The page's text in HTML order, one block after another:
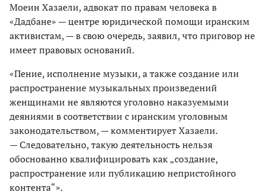
Моеин Хазаели, адвокат по правам человека в
«Дадбане» — центре юридической помощи иранским
активистам, — в свою очередь, заявил, что приговор не
имеет правовых оснований.
«Пение, исполнение музыки, а также создание или
распространение музыкальных произведений
женщинами не являются уголовно наказуемыми
деяниями в соответствии с иранским уголовным
законодательством, — комментирует Хазаели.
— Следовательно, такую деятельность нельзя
обоснованно квалифицировать как „создание,
распространение или публикацию непристойного
контента“».